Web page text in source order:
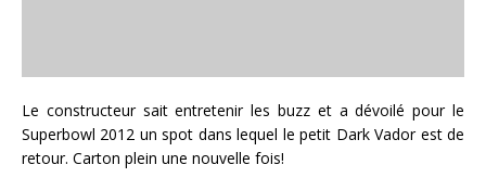
Le constructeur sait entretenir les buzz et a dévoilé pour le
Superbowl 2012 un spot dans lequel le petit Dark Vador est de
retour. Carton plein une nouvelle fois!